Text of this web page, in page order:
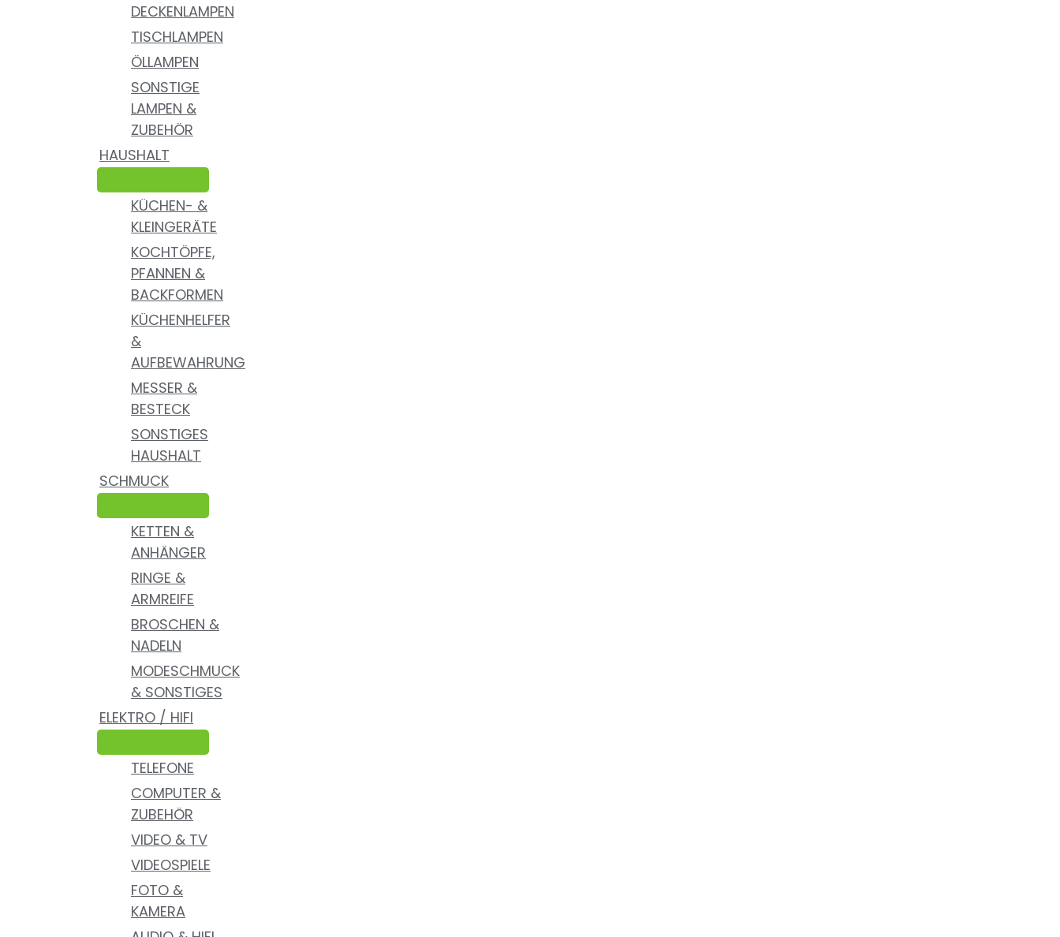
DECKENLAMPEN
TISCHLAMPEN
ÖLLAMPEN
SONSTIGE
LAMPEN &
ZUBEHÖR
HAUSHALT
KÜCHEN- &
KLEINGERÄTE
KOCHTÖPFE,
PFANNEN &
BACKFORMEN
KÜCHENHELFER
&
AUFBEWAHRUNG
MESSER &
BESTECK
SONSTIGES
HAUSHALT
SCHMUCK
KETTEN &
ANHÄNGER
RINGE &
ARMREIFE
BROSCHEN &
NADELN
MODESCHMUCK
& SONSTIGES
ELEKTRO / HIFI
TELEFONE
COMPUTER &
ZUBEHÖR
VIDEO & TV
VIDEOSPIELE
FOTO &
KAMERA